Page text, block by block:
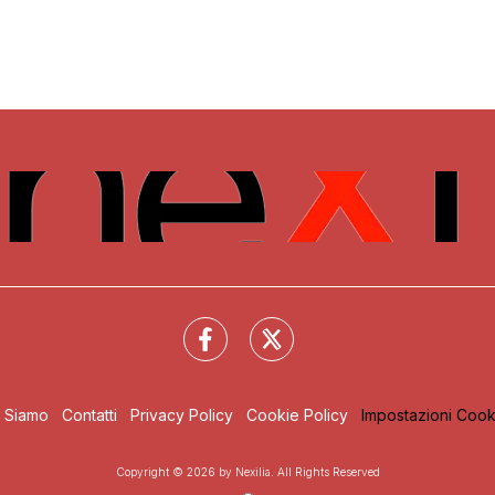
Siamo Contatti Privacy Policy Cookie Policy Impostazioni
Copyright © 2026 by Nexilia. All Rights Reserved